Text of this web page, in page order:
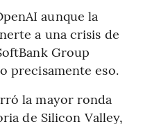
aunque la
a una crisis de
Group
precisamente eso.
la mayor ronda
de Silicon Valley,